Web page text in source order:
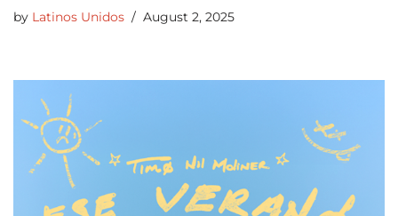
by Latinos Unidos August 2, 2025